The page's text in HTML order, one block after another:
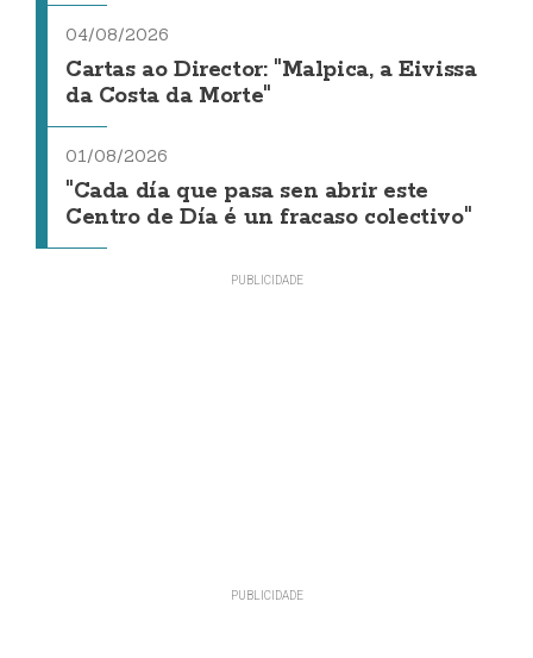
04/08/2026
Cartas ao Director: "Malpica, a Eivissa
da Costa da Morte"
01/08/2026
"Cada día que pasa sen abrir este
Centro de Día é un fracaso colectivo"